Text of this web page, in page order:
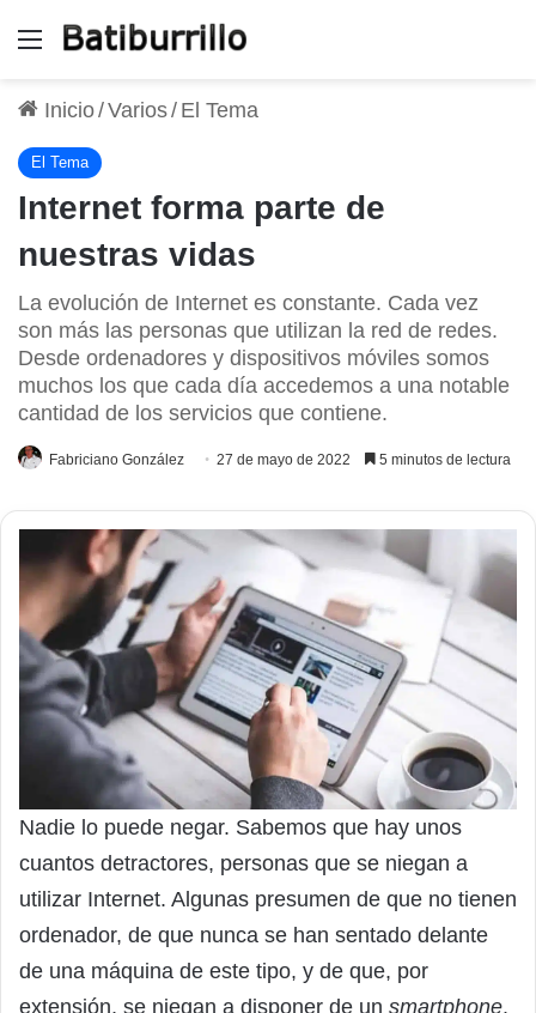
Menú
Inicio/Varios/ El Tema
El Tema
Internet forma parte de
nuestras vidas
La evolución de Internet es constante. Cada vez
son más las personas que utilizan la red de redes.
Desde ordenadores y dispositivos móviles somos
muchos los que cada día accedemos a una notable
cantidad de los servicios que contiene.
Fabriciano González 27 de mayo de 2022 5 minutos de lectura
Nadie lo puede negar. Sabemos que hay unos
cuantos detractores, personas que se niegan a
utilizar Internet. Algunas presumen de que no tienen
ordenador, de que nunca se han sentado delante
de una máquina de este tipo, y de que, por
extensión, se niegan a disponer de un smartphone.